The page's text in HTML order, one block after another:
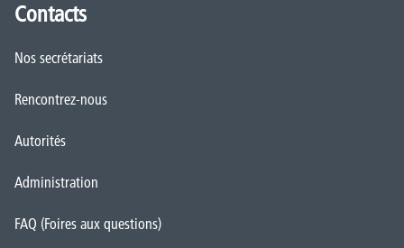
Contacts
Nos secrétariats
Rencontrez-nous
Autorités
Administration
FAQ (Foires aux questions)